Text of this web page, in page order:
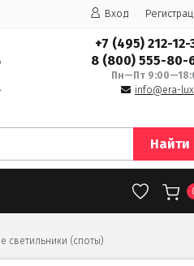
Вход
+7 (495) 212-12-
8 (800) 555-80-
Пн—Пт
info@era-
Найти
светильники (споты)